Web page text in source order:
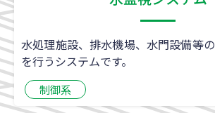
水処理施設、排水機場、水門設備等
を行うシステムです。
制御系